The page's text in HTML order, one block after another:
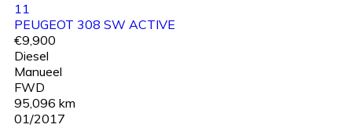
11
PEUGEOT 308 SW ACTIVE
€9,900
Diesel
Manueel
FWD
95,096 km
01/2017